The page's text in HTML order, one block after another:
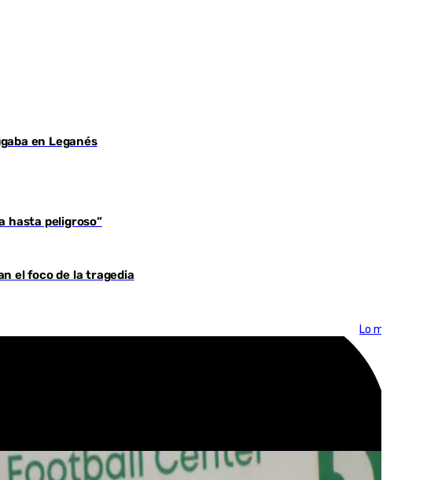
en Leganés
hasta peligroso”
el foco de la tragedia
Lo más visto >